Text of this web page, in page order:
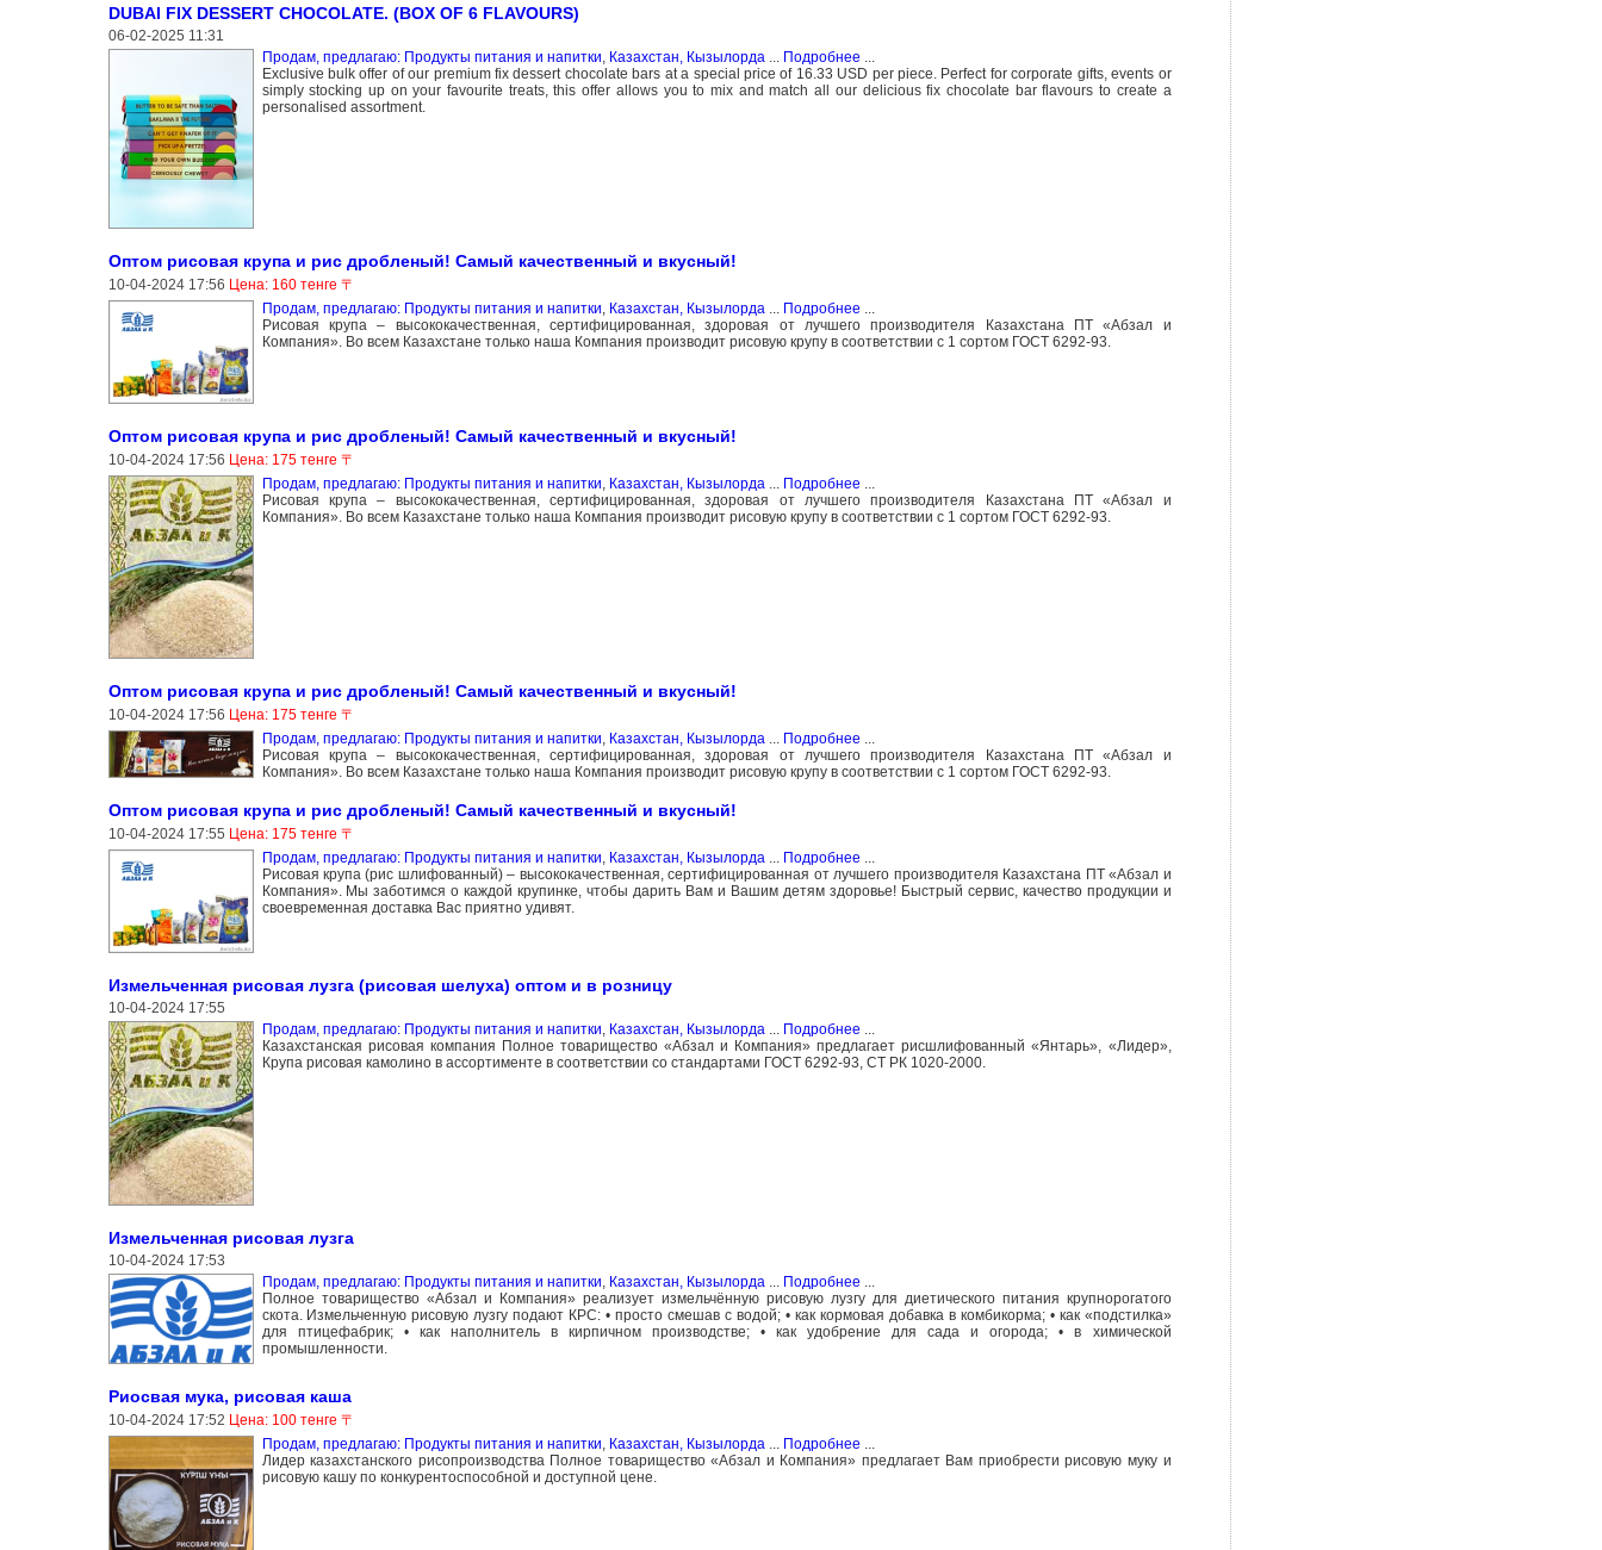
DUBAI FIX DESSERT CHOCOLATE. (BOX OF 6 FLAVOURS)
06-02-2025 11:31
Продам, предлагаю: Продукты питания и напитки Казахстан, Кызылорда Подробнее
Exclusive bulk offer of our premium fix dessert chocolate bars at a special price of 16.33 USD per piece. Perfect for corporate gifts, events or
simply stocking up on your favourite treats, this offer allows you to mix and match all our delicious fix chocolate bar flavours to create a
personalised assortment.
Оптом рисовая крупа и рис дробленый! Самый качественный и вкусный!
10-04-2024 17:56 Цена: 160 тенге 〒
Продам, предлагаю: Продукты питания и напитки, Казахстан, Кызылорда... Подробнее ...
Рисовая крупа – высококачественная, сертифицированная, здоровая от лучшего производителя Казахстана ПТ «Абзал и
Компания». Во всем Казахстане только наша Компания производит рисовую крупу в соответствии с 1 сортом ГОСТ 6292-93.
Оптом рисовая крупа и рис дробленый! Самый качественный и вкусный!
10-04-2024 17:56 Цена: 175 тенге 〒
Продам, предлагаю: Продукты питания и напитки Казахстан, Кызылорда Подробнее
Рисовая крупа – высококачественная, сертифицированная, здоровая от лучшего производителя Казахстана ПТ «Абзал и
Компания». Во всем Казахстане только наша Компания производит рисовую крупу в соответствии с 1 сортом ГОСТ 6292-93.
Оптом рисовая крупа и рис дробленый! Самый качественный и вкусный!
10-04-2024 17:56 Цена: 175 тенге 〒
Продам, предлагаю: Продукты питания и напитки, Казахстан, Кызылорда... Подробнее ...
Рисовая крупа – высококачественная, сертифицированная, здоровая от лучшего производителя Казахстана ПТ «Абзал и
Компания». Во всем Казахстане только наша Компания производит рисовую крупу в соответствии с 1 сортом ГОСТ 6292-93.
Оптом рисовая крупа и рис дробленый! Самый качественный и вкусный!
10-04-2024 17:55 Цена: 175 тенге 〒
Продам, предлагаю: Продукты питания и напитки, Казахстан, Кызылорда... Подробнее ...
Рисовая крупа (рис шлифованный) – высококачественная, сертифицированная от лучшего производителя Казахстана ПТ «Абзал и
Компания». Мы заботимся о каждой крупинке, чтобы дарить Вам и Вашим детям здоровье! Быстрый сервис, качество продукции и
своевременная доставка Вас приятно удивят.
Измельченная рисовая лузга (рисовая шелуха) оптом и в розницу
10-04-2024 17:55
Продам, предлагаю: Продукты питания и напитки, Казахстан, Кызылорда... Подробнее ...
Казахстанская рисовая компания Полное товарищество «Абзал и Компания» предлагает рисшлифованный «Янтарь», «Лидер»,
Крупа рисовая камолино в ассортименте в соответствии со стандартами ГОСТ 6292-93, СТ РК 1020-2000.
Измельченная рисовая лузга
10-04-2024 17:53
Продам, предлагаю: Продукты питания и напитки Казахстан, Кызылорда Подробнее
Полное товарищество «Абзал и Компания» реализует измельчённую рисовую лузгу для диетического питания крупнорогатого
скота. Измельченную рисовую лузгу подают КРС: • просто смешав с водой; • как кормовая добавка в комбикорма; • как «подстилка»
для птицефабрик; • как наполнитель в кирпичном производстве; • как удобрение для сада и огорода; • в химической
промышленности.
Риосвая мука, рисовая каша
10-04-2024 17:52 Цена: 100 тенге 〒
Продам, предлагаю: Продукты питания и напитки Казахстан, Кызылорда Подробнее
Лидер казахстанского рисопроизводства Полное товарищество «Абзал и Компания» предлагает Вам приобрести рисовую муку и
рисовую кашу по конкурентоспособной и доступной цене.